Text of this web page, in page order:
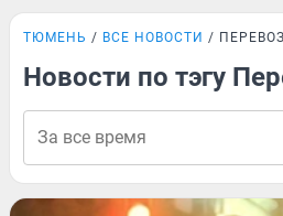
ТЮМЕНЬ ВСЕ НОВОСТИ
Новости по тэгу